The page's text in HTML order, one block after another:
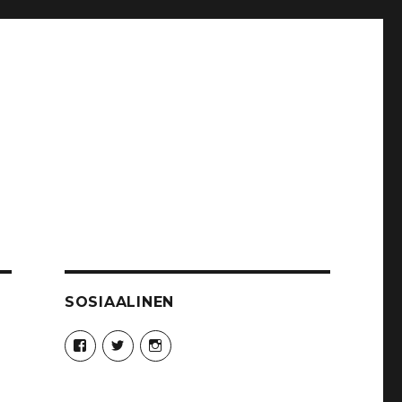
SOSIAALINEN
Näytä
Syncro89Photography:n
profiili
Näytä
MikaelJohnsson:n
profiili
Näytä
syncro89:n